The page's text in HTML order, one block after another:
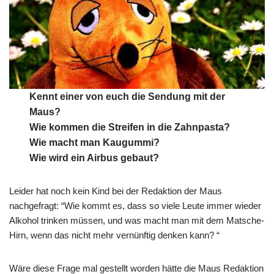
Kennt einer von euch die Sendung mit der
Maus?
Wie kommen die Streifen in die Zahnpasta?
Wie macht man Kaugummi?
Wie wird ein Airbus gebaut?
Leider hat noch kein Kind bei der Redaktion der Maus
nachgefragt: “Wie kommt es, dass so viele Leute immer wieder
Alkohol trinken müssen, und was macht man mit dem Matsche-
Hirn, wenn das nicht mehr vernünftig denken kann? “
Wäre diese Frage mal gestellt worden hätte die Maus Redaktion